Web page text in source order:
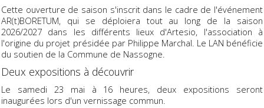
Cette ouverture de saison s'inscrit dans le cadre de l'événement
AR(t)BORETUM, qui se déploiera tout au long de la saison
2026/2027 dans les différents lieux d'Artesio, l'association à
l'origine du projet présidée par Philippe Marchal. Le LAN bénéficie
du soutien de la Commune de Nassogne.
Deux expositions à découvrir
Le samedi 23 mai à 16 heures, deux expositions seront
inaugurées lors d'un vernissage commun.